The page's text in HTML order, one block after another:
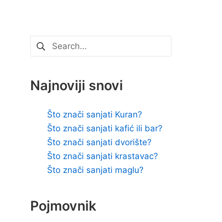
Pretraži:
Najnoviji snovi
Što znači sanjati Kuran?
Što znači sanjati kafić ili bar?
Što znači sanjati dvorište?
Što znači sanjati krastavac?
Što znači sanjati maglu?
Pojmovnik